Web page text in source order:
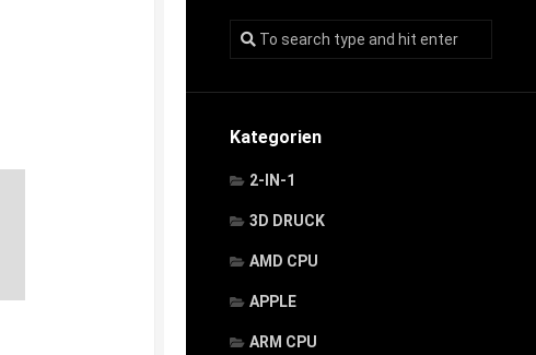
Kategorien
2-IN-1
3D DRUCK
AMD CPU
APPLE
ARM CPU